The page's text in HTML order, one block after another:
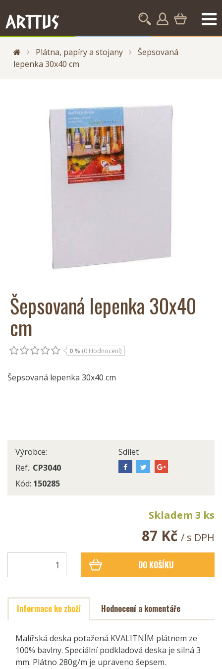
Plátna, papíry a stojany
Šepsovaná
lepenka 30x40 cm
Šepsovaná lepenka 30x40
cm
0 % (0 Hodnocení)
Šepsovaná lepenka 30x40 cm
Výrobce:
Ref.: CP3040
Kód: 150285
Sdílet
Skladem 3 ks
87 Kč / s DPH
DO KOŠÍKU
Informace ke zboží Hodnocení a komentáře
Malířská deska potažená KVALITNÍM plátnem ze
100% bavlny. Speciální podkladová deska je silná 3
mm. Plátno 280g/m je upraveno šepsem.